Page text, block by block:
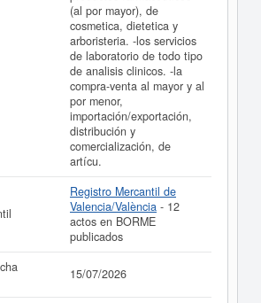
del informe de empresa se ha
realizado el 15/07/2026.
(al por mayor), de
cosmetica, dietetica y
arboristeria. -los servicios
de laboratorio de todo tipo
de analisis clinicos. -la
compra-venta al mayor y al
por menor,
importación/exportación,
distribución y
comercialización, de
artícu.
Registro Mercantil de
Valencia/València - 12
actos en BORME
publicados
15/07/2026